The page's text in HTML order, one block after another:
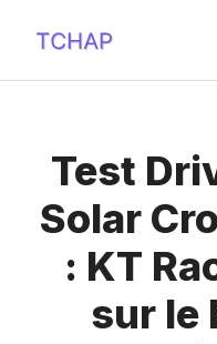
contenu
Test
Solar
: KT
sur le